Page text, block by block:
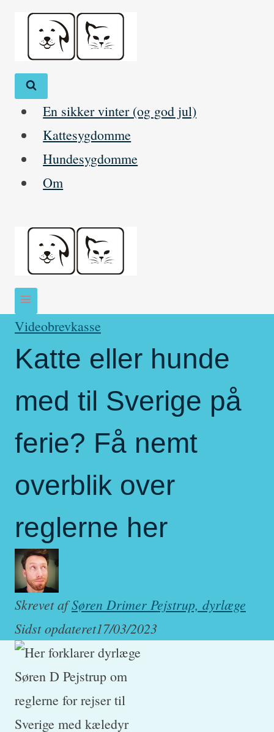
content
En sikker vinter (og god jul)
Kattesygdomme
Hundesygdomme
Om
Videobrevkasse
Katte eller hunde
med til Sverige på
ferie? Få nemt
overblik over
reglerne her
Skrevet afSøren Drimer Pejstrup, dyrlæge
Sidst opdateret17/03/2023